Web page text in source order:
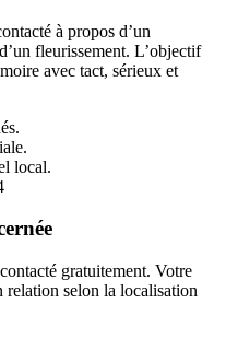
à propos d’un
fleurissement. L’objectif
avec tact, sérieux et
local.
gratuitement. Votre
relation selon la localisation